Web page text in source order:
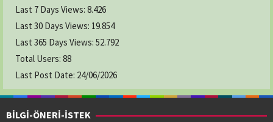
Last 7 Days Views: 8.426
Last 30 Days Views: 19.854
Last 365 Days Views: 52.792
Total Users: 88
Last Post Date: 24/06/2026
BİLGİ-ÖNERİ-İSTEK